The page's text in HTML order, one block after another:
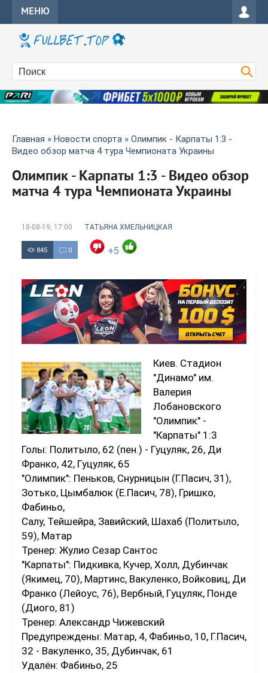
МЕНЮ
Главная » Новости спорта » Олимпик - Карпаты 1:3 -
Видео обзор матча 4 тура Чемпионата Украины
Олимпик - Карпаты 1:3 - Видео обзор
матча 4 тура Чемпионата Украины
18-08-19, 17:00 ТАТЬЯНА ХМЕЛЬНИЦКАЯ
845 0 +5
Киев. Стадион
"Динамо" им.
Валерия
Лобановского
"Олимпик" -
"Карпаты" 1:3
Голы: Политыло, 62 (пен.) - Гуцуляк, 26, Ди
Франко, 42, Гуцуляк, 65
"Олимпик": Пеньков, Снурницын (Г.Пасич, 31),
Зотько, Цымбалюк (Е.Пасич, 78), Гришко,
Фабиньо,
Салу, Тейшейра, Завийский, Шахаб (Политыло,
59), Матар
Тренер: Жулио Сезар Сантос
"Карпаты": Пидкивка, Кучер, Холл, Дубинчак
(Якимец, 70), Мартинс, Вакуленко, Войковиц, Ди
Франко (Лейоус, 76), Вербный, Гуцуляк, Понде
(Диого, 81)
Тренер: Александр Чижевский
Предупреждены: Матар, 4, Фабиньо, 10, Г.Пасич,
32 - Вакуленко, 35, Дубинчак, 61
Удалён: Фабиньо, 25